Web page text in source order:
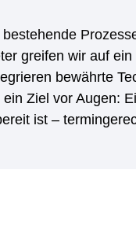
greifen wir auf
bewährte
Ziel vor Augen:
ist –